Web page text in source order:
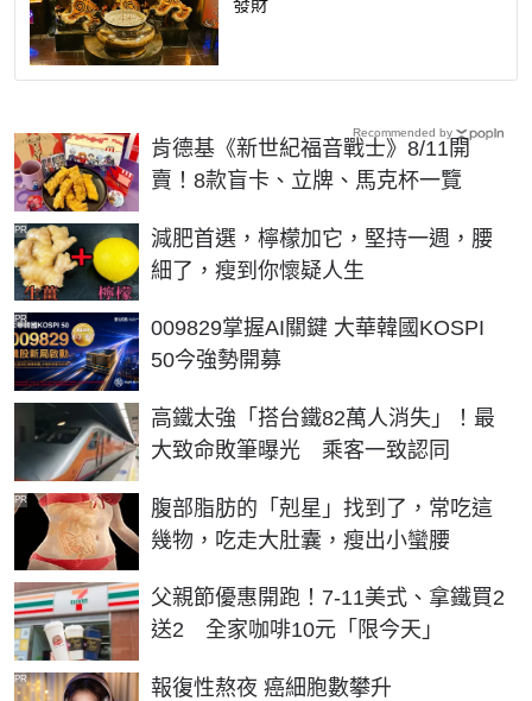
肯德基《新世紀福音戰士》8/11開
賣！8款盲卡、立牌、馬克杯一覽
減肥首選，檸檬加它，堅持一週，腰
細了，瘦到你懷疑人生
PR
009829掌握AI關鍵 大華韓國KOSPI
50今強勢開募
PR
高鐵太強「搭台鐵82萬人消失」！最
大致命敗筆曝光 乘客一致認同
腹部脂肪的「剋星」找到了，常吃這
幾物，吃走大肚囊，瘦出小蠻腰
PR
父親節優惠開跑！7-11美式、拿鐵買2
送2 全家咖啡10元「限今天」
報復性熬夜 癌細胞數攀升
PR
Recommended by